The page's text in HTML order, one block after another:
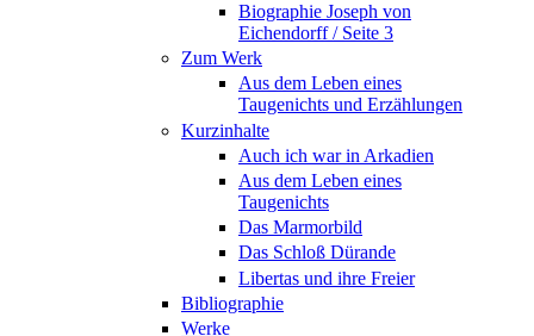
Biographie Joseph von
Eichendorff / Seite 3
Zum Werk
Aus dem Leben eines
Taugenichts und Erzählungen
Kurzinhalte
Auch ich war in Arkadien
Aus dem Leben eines
Taugenichts
Das Marmorbild
Das Schloß Dürande
Libertas und ihre Freier
Bibliographie
Werke